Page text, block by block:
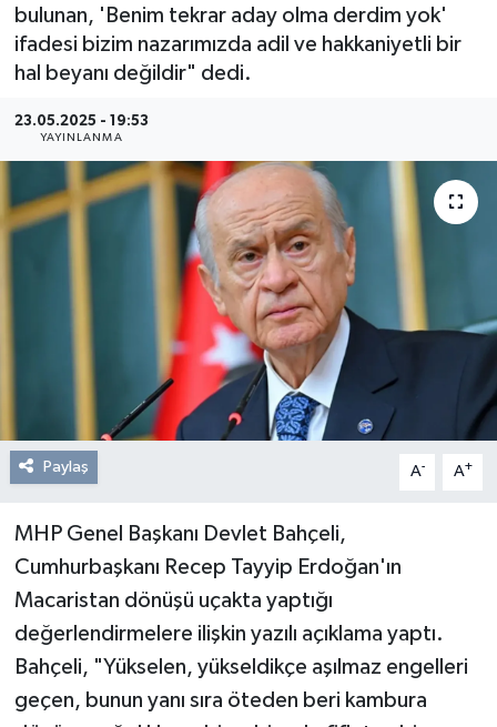
bulunan, 'Benim tekrar aday olma derdim yok'
ifadesi bizim nazarımızda adil ve hakkaniyetli bir
hal beyanı değildir" dedi.
23.05.2025 - 19:53
YAYINLANMA
Paylaş A- A+
MHP Genel Başkanı Devlet Bahçeli,
Cumhurbaşkanı Recep Tayyip Erdoğan'ın
Macaristan dönüşü uçakta yaptığı
değerlendirmelere ilişkin yazılı açıklama yaptı.
Bahçeli, "Yükselen, yükseldikçe aşılmaz engelleri
geçen, bunun yanı sıra öteden beri kambura
Röportajlar